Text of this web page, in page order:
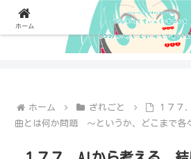
ホーム ざれごと
１７７
曲とは何か問題 〜というか、どこまで各
ホーム